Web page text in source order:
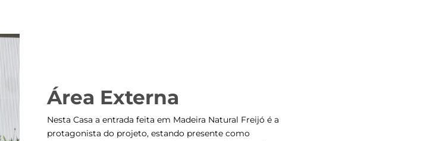
Área Externa
Nesta Casa a entrada feita em Madeira Natural Freijó é a
protagonista do projeto, estando presente como